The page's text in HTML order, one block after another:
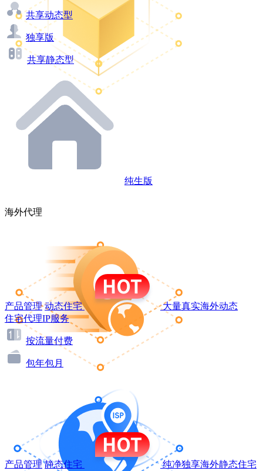
共享动态型
独享版
共享静态型
纯生版
海外代理
产品管理 动态住宅
大量真实海外动态
住宅代理IP服务
按流量付费
包年包月
产品管理 静态住宅
纯净独享海外静态住宅